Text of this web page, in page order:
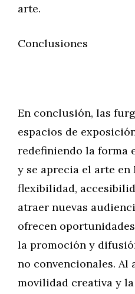
arte.
Conclusiones
En conclusión, las
espacios de
redefiniendo la forma
y se aprecia el arte en
flexibilidad,
atraer nuevas
ofrecen
la promoción y
no convencionales. Al
movilidad creativa y